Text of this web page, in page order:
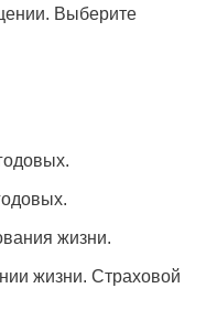
Выберите
жизни.
жизни. Страховой